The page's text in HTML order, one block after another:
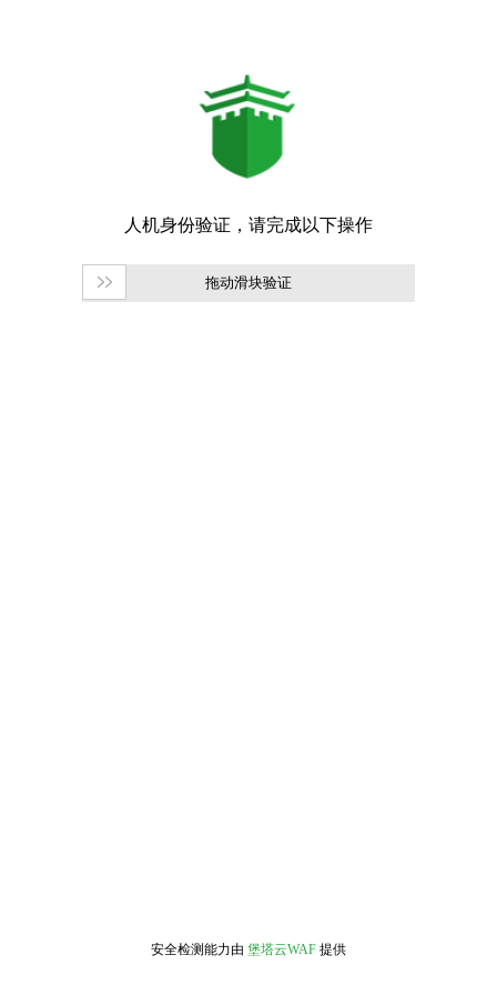
拖动滑块验证
安全检测能力由 堡塔云WAF 提供